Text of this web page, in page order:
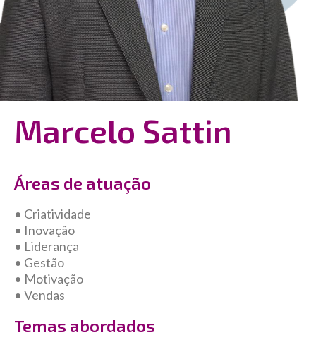
Marcelo Sattin
Áreas de atuação
• Criatividade
• Inovação
• Liderança
• Gestão
• Motivação
• Vendas
Temas abordados